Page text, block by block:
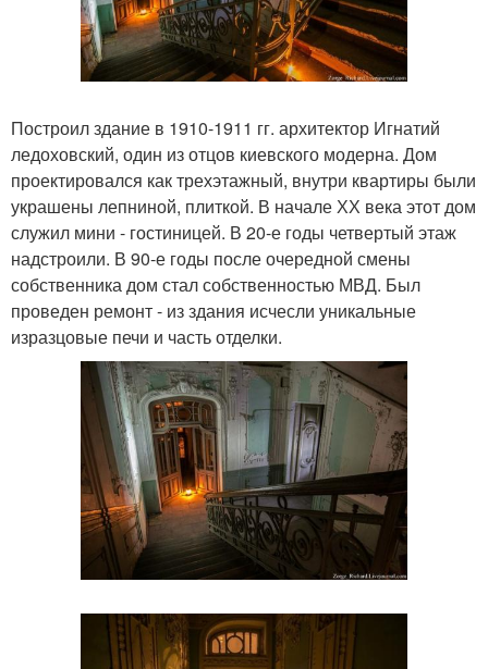
Построил здание в 1910-1911 гг. архитектор Игнатий
ледоховский, один из отцов киевского модерна. Дом
проектировался как трехэтажный, внутри квартиры были
украшены лепниной, плиткой. В начале ХХ века этот дом
служил мини - гостиницей. В 20-е годы четвертый этаж
надстроили. В 90-е годы после очередной смены
собственника дом стал собственностью МВД. Был
проведен ремонт - из здания исчесли уникальные
изразцовые печи и часть отделки.